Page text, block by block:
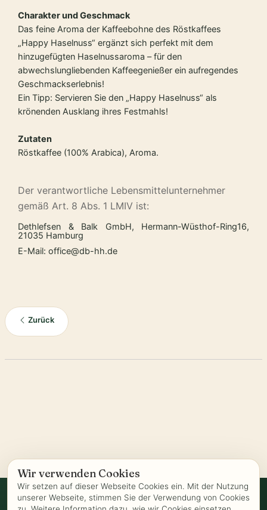
Wir verwenden Cookies
Wir setzen auf dieser Webseite Cookies ein. Mit der Nutzung
unserer Webseite, stimmen Sie der Verwendung von Cookies
Charakter und Geschmack
Das feine Aroma der Kaffeebohne des Röstkaffees
„Happy Haselnuss“ ergänzt sich perfekt mit dem
hinzugefügten Haselnussaroma – für den
abwechslungliebenden Kaffeegenießer ein aufregendes
Geschmackserlebnis!
Ein Tipp: Servieren Sie den „Happy Haselnuss“ als
krönenden Ausklang ihres Festmahls!
Zutaten
Röstkaffee (100% Arabica), Aroma.
Der verantwortliche Lebensmittelunternehmer
gemäß Art. 8 Abs. 1 LMIV ist:
Dethlefsen & Balk GmbH, Hermann-Wüsthof-Ring16,
21035 Hamburg
E-Mail: office@db-hh.de
Zurück